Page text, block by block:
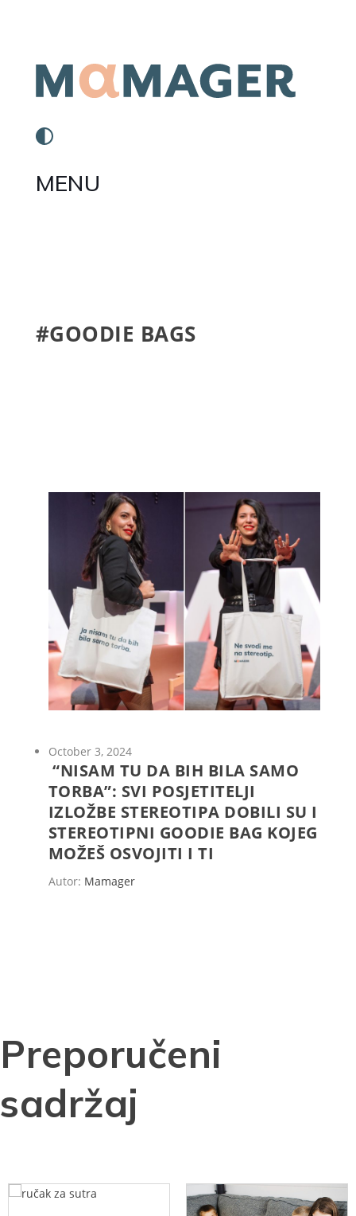
MENU
#GOODIE BAGS
October 3, 2024
“NISAM TU DA BIH BILA SAMO
TORBA”: SVI POSJETITELJI
IZLOŽBE STEREOTIPA DOBILI SU I
STEREOTIPNI GOODIE BAG KOJEG
MOŽEŠ OSVOJITI I TI
Autor: Mamager
Preporučeni
sadržaj